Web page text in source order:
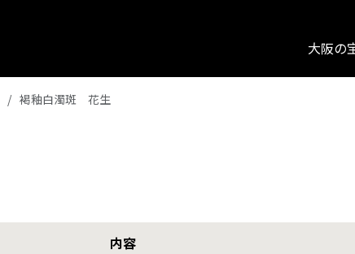
大阪の
褐釉白濁斑 花生
内容